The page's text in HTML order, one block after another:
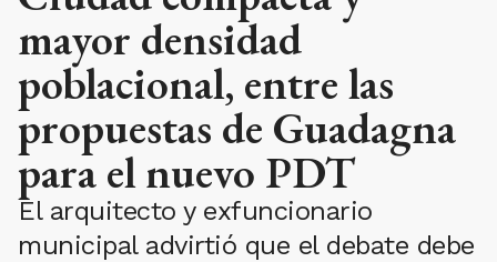
mayor densidad
poblacional, entre las
propuestas de Guadagna
para el nuevo PDT
El arquitecto y exfuncionario
municipal advirtió que el debate debe